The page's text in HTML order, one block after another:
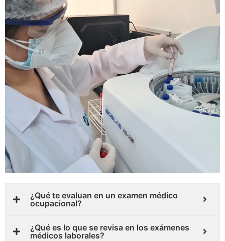
¿Qué te evaluan en un examen médico
ocupacional?
¿Qué es lo que se revisa en los exámenes
médicos laborales?